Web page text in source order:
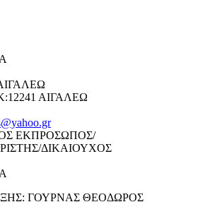
ΑΙΓΑΛΕΩ
ΕΚΠΡΟΣΩΠΟΣ/
ΔΙΚΑΙΟΥΧΟΣ
ΓΟΥΡΝΑΣ ΘΕΟΔΩΡΟΣ